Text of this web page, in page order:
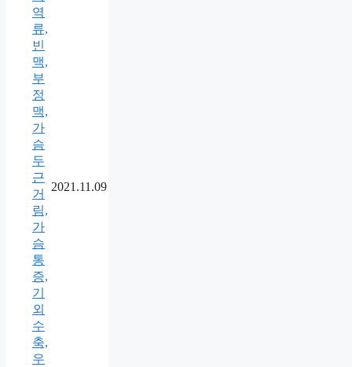
역
류,
빈
맥,
부
정
맥,
가
슴
두
근
거
림,
가
슴
통
증,
기
외
수
축,
우
2021.11.09